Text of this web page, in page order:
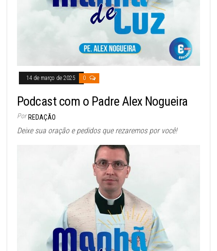
14 de março de 2025 0
Podcast com o Padre Alex Nogueira
Por REDAÇÃO
Deixe sua oração e pedidos que rezaremos por você!